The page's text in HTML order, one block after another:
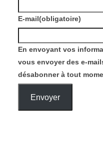
E-mail(obligatoire)
En envoyant vos
vous envoyer des e-
désabonner à tout
Envoyer